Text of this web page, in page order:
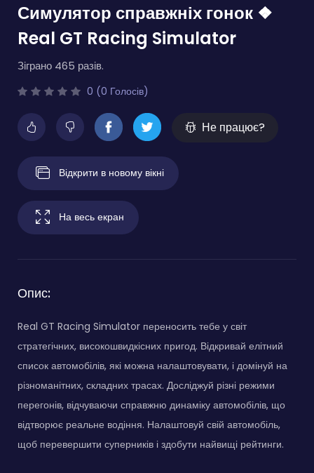
Симулятор справжніх гонок ❖
Real GT Racing Simulator
Зіграно 465 разів.
0 (0 Голосів)
Не працює?
Відкрити в новому вікні
На весь екран
Опис:
Real GT Racing Simulator переносить тебе у світ
стратегічних, високошвидкісних пригод. Відкривай елітний
список автомобілів, які можна налаштовувати, і домінуй на
різноманітних, складних трасах. Досліджуй різні режими
перегонів, відчуваючи справжню динаміку автомобілів, що
відтворює реальне водіння. Налаштовуй свій автомобіль,
щоб перевершити суперників і здобути найвищі рейтинги.